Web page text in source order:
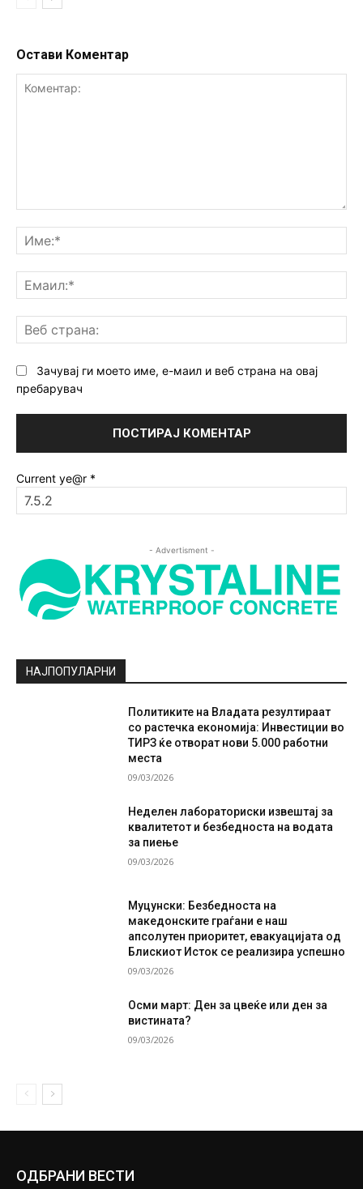
Остави Коментар
Зачувај ги моето име, е-маил и веб страна на овај
пребарувач
Current ye@r *
- Advertisment -
НАЈПОПУЛАРНИ
Политиките на Владата резултираат
со растечка економија: Инвестиции во
ТИРЗ ќе отворат нови 5.000 работни
места
09/03/2026
Неделен лабораториски извештај за
квалитетот и безбедноста на водата
за пиење
09/03/2026
Муцунски: Безбедноста на
македонските граѓани е наш
апсолутен приоритет, евакуацијата од
Блискиот Исток се реализира успешно
09/03/2026
Осми март: Ден за цвеќе или ден за
вистината?
09/03/2026
ОДБРАНИ ВЕСТИ